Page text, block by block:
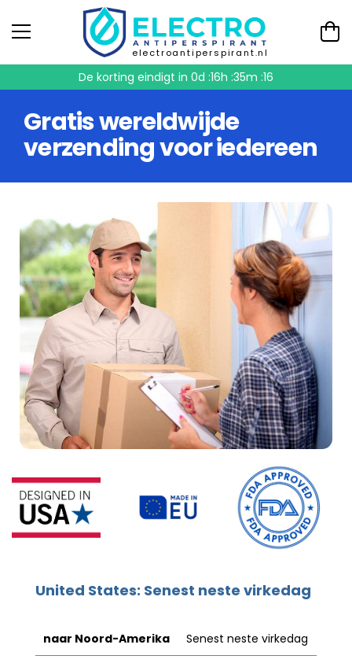
electroantiperspirant.nl
De korting eindigt in0d :16h :35m :15
Gratis wereldwijde
verzending voor iedereen
United States: Senest neste virkedag
naar Noord-Amerika Senest neste virkedag